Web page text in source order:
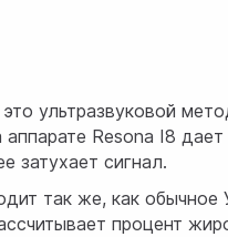
ультразвуковой
Resona I8
затухает сигнал.
так же, как обычное
процент